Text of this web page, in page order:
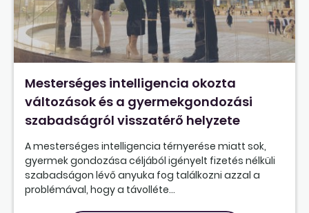
Mesterséges intelligencia okozta
változások és a gyermekgondozási
szabadságról visszatérő helyzete
A mesterséges intelligencia térnyerése miatt sok,
gyermek gondozása céljából igényelt fizetés nélküli
szabadságon lévő anyuka fog találkozni azzal a
problémával, hogy a távolléte...